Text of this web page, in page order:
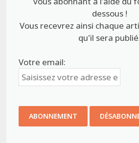
dessous !
Vous recevrez ainsi chaque
qu'il sera
Votre email: